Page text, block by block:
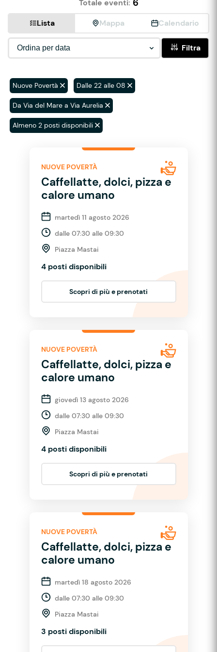
Totale eventi: 6
Lista Mappa Calendario
Filtra
Nuove Povertà Dalle 22 alle 08
Da Via del Mare a Via Aurelia
Almeno 2 posti disponibili
NUOVE POVERTÀ
Caffellatte, dolci, pizza e
calore umano
martedì 11 agosto 2026
dalle 07:30 alle 09:30
Piazza Mastai
4 posti disponibili
Scopri di più e prenotati
NUOVE POVERTÀ
Caffellatte, dolci, pizza e
calore umano
giovedì 13 agosto 2026
dalle 07:30 alle 09:30
Piazza Mastai
4 posti disponibili
Scopri di più e prenotati
NUOVE POVERTÀ
Caffellatte, dolci, pizza e
calore umano
martedì 18 agosto 2026
dalle 07:30 alle 09:30
Piazza Mastai
3 posti disponibili